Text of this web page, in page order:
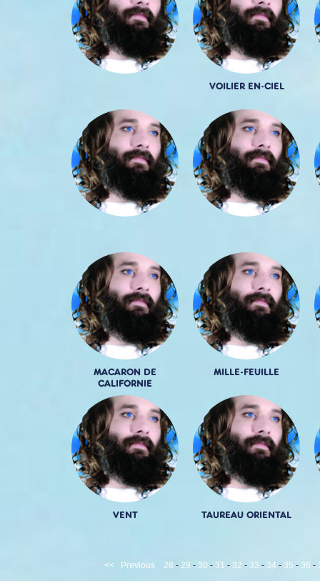
VOILIER EN-CIEL
MACARON DE
CALIFORNIE
MILLE-FEUILLE
VENT TAUREAU ORIENTAL
<< Previous 28 - 29 - 30 - 31 - 32 - 33 - 34 - 35 - 36 -